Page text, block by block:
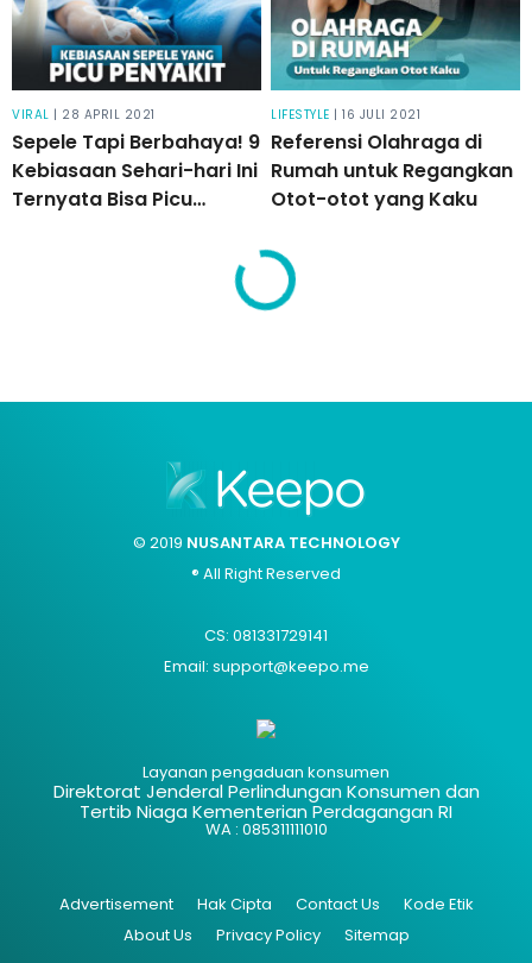
VIRAL | 28 APRIL 2021
Sepele Tapi Berbahaya! 9
Kebiasaan Sehari-hari Ini
Ternyata Bisa Picu
LIFESTYLE | 16 JULI 2021
Referensi Olahraga di
Rumah untuk Regangkan
Otot-otot yang Kaku
© 2019 NUSANTARA TECHNOLOGY
® All Right Reserved
CS: 081331729141
Email: support@keepo.me
Layanan pengaduan konsumen
Direktorat Jenderal Perlindungan Konsumen dan
Tertib Niaga Kementerian Perdagangan RI
WA : 085311111010
Advertisement Hak Cipta Contact Us
Kode Etik
About Us
Privacy Policy Sitemap